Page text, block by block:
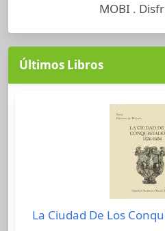
MOBI .
Últimos Libros
La Ciudad De Los